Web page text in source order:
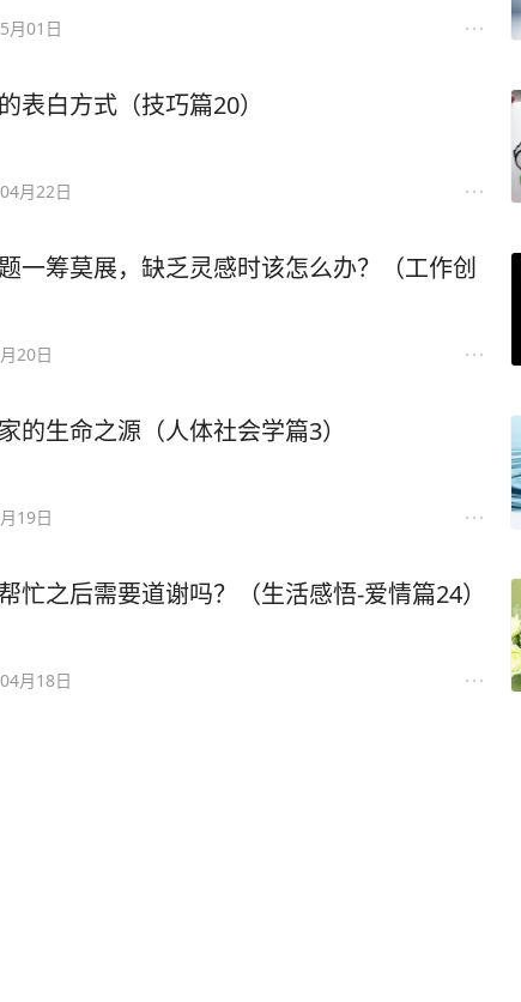
月01日
表白方式（技巧篇20）
月22日
一筹莫展，缺乏灵感时该怎么办？（工作创
20日
的生命之源（人体社会学篇3）
19日
忙之后需要道谢吗？（生活感悟-爱情篇24）
月18日